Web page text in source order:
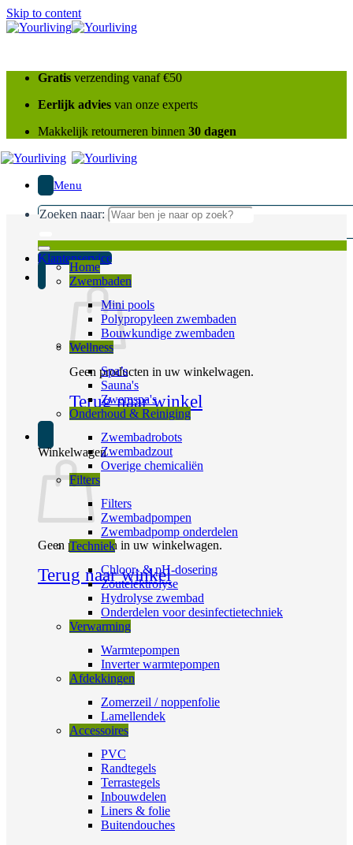
Skip to content
Gratis verzending vanaf €50
Eerlijk advies van onze experts
Makkelijk retourneren binnen 30 dagen
Menu
Zoeken naar:
Klantenservice
Geen producten in uw winkelwagen.
Terug naar winkel
Winkelwagen
Geen producten in uw winkelwagen.
Terug naar winkel
Home
Zwembaden
Mini pools
Polypropyleen zwembaden
Bouwkundige zwembaden
Wellness
Spa’s
Sauna's
Zwemspa's
Onderhoud & Reiniging
Zwembadrobots
Zwembadzout
Overige chemicaliën
Filters
Filters
Zwembadpompen
Zwembadpomp onderdelen
Techniek
Chloor- & pH-dosering
Zoutelektrolyse
Hydrolyse zwembad
Onderdelen voor desinfectietechniek
Verwarming
Warmtepompen
Inverter warmtepompen
Afdekkingen
Zomerzeil / noppenfolie
Lamellendek
Accessoires
PVC
Randtegels
Terrastegels
Inbouwdelen
Liners & folie
Buitendouches